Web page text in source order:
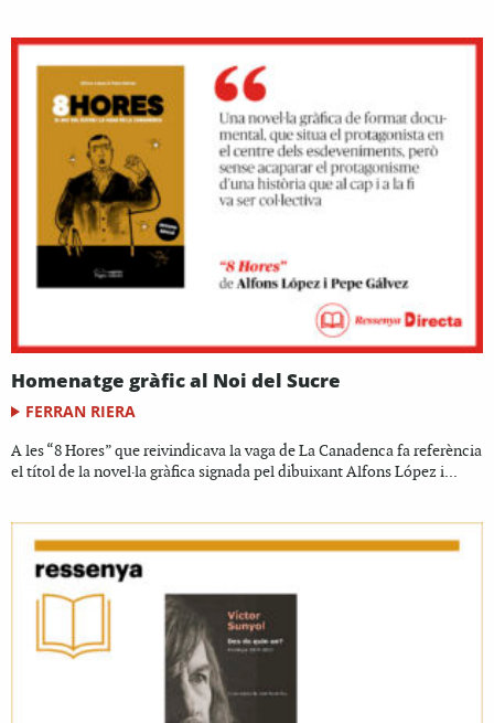
Homenatge gràfic al Noi del Sucre
FERRAN RIERA
A les “8 Hores” que reivindicava la vaga de La Canadenca fa referència
el títol de la novel·la gràfica signada pel dibuixant Alfons López i...